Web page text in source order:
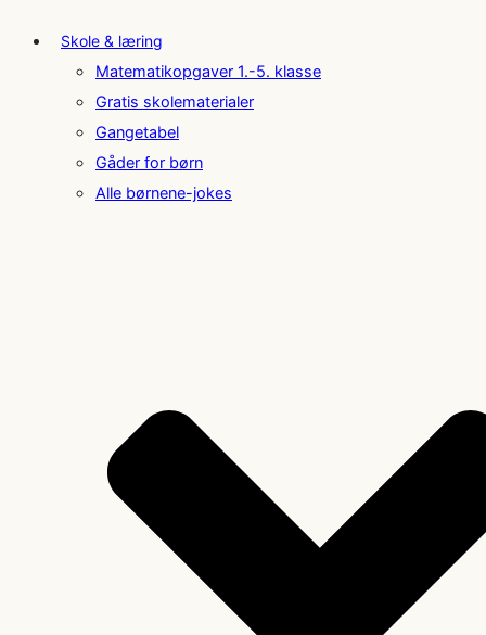
Skole & læring
Matematikopgaver 1.-5. klasse
Gratis skolematerialer
Gangetabel
Gåder for børn
Alle børnene-jokes